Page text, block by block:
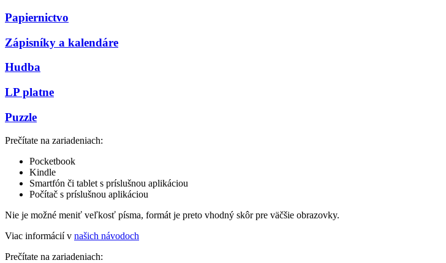
Papiernictvo
Zápisníky a kalendáre
Hudba
LP platne
Puzzle
Prečítate na zariadeniach:
Pocketbook
Kindle
Smartfón či tablet s príslušnou aplikáciou
Počítač s príslušnou aplikáciou
Nie je možné meniť veľkosť písma, formát je preto vhodný skôr pre väčšie obrazovky.
Viac informácií v našich návodoch
Prečítate na zariadeniach: